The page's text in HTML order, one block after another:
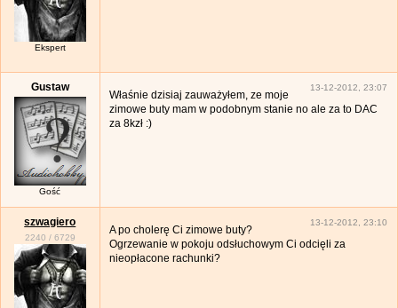
Ekspert
Gustaw
Gość
13-12-2012, 23:07
Właśnie dzisiaj zauważyłem, ze moje
zimowe buty mam w podobnym stanie no ale za to DAC
za 8kzł :)
szwagiero
2240 / 6729
13-12-2012, 23:10
A po cholerę Ci zimowe buty?
Ogrzewanie w pokoju odsłuchowym Ci odcięli za
nieopłacone rachunki?